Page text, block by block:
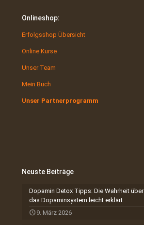
Onlineshop:
Erfolgsshop Übersicht
Online Kurse
Unser Team
Mein Buch
Unser Partnerprogramm
Neuste Beiträge
Dopamin Detox Tipps: Die Wahrheit über
das Dopaminsystem leicht erklärt
9. März 2026